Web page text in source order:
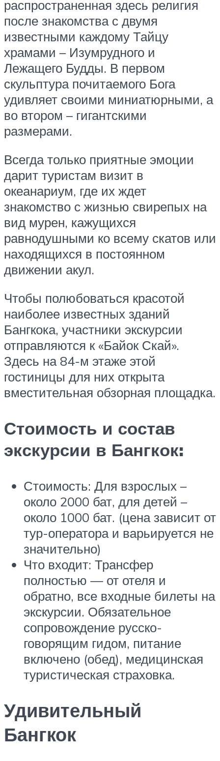
распространенная здесь религия
после знакомства с двумя
известными каждому Тайцу
храмами – Изумрудного и
Лежащего Будды. В первом
скульптура почитаемого Бога
удивляет своими миниатюрными, а
во втором – гигантскими
размерами.
Всегда только приятные эмоции
дарит туристам визит в
океанариум, где их ждет
знакомство с жизнью свирепых на
вид мурен, кажущихся
равнодушными ко всему скатов или
находящихся в постоянном
движении акул.
Чтобы полюбоваться красотой
наиболее известных зданий
Бангкока, участники экскурсии
отправляются к «Байок Скай».
Здесь на 84-м этаже этой
гостиницы для них открыта
вместительная обзорная площадка.
Стоимость и состав
экскурсии в Бангкок:
Стоимость: Для взрослых –
около 2000 бат, для детей –
около 1000 бат. (цена зависит от
тур-оператора и варьируется не
значительно)
Что входит: Трансфер
полностью — от отеля и
обратно, все входные билеты на
экскурсии. Обязательное
сопровождение русско-
говорящим гидом, питание
включено (обед), медицинская
туристическая страховка.
Удивительный
Бангкок